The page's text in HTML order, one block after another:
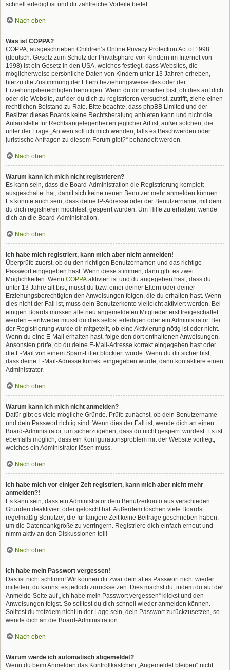
schnell erledigt ist und dir zahlreiche Vorteile bietet.
Nach oben
Was ist COPPA?
COPPA, ausgeschrieben Children’s Online Privacy Protection Act of 1998
(deutsch: Gesetz zum Schutz der Privatsphäre von Kindern im Internet von
1998) ist ein Gesetz in den USA, welches festlegt, dass Websites, die
möglicherweise persönliche Daten von Kindern unter 13 Jahren erheben,
hierzu die Zustimmung der Eltern beziehungsweise des oder der
Erziehungsberechtigten benötigen. Wenn du dir unsicher bist, ob dies auf dich
oder die Website, auf der du dich zu registrieren versuchst, zutrifft, ziehe einen
rechtlichen Beistand zu Rate. Bitte beachte, dass phpBB Limited und der
Besitzer dieses Boards keine Rechtsberatung anbieten kann und nicht die
Anlaufstelle für Rechtsangelegenheiten jeglicher Art ist; außer solchen, die
unter der Frage „An wen soll ich mich wenden, falls es Beschwerden oder
juristische Anfragen zu diesem Forum gibt?“ behandelt werden.
Nach oben
Warum kann ich mich nicht registrieren?
Es kann sein, dass die Board-Administration die Registrierung komplett
ausgeschaltet hat, damit sich keine neuen Benutzer mehr anmelden können.
Es könnte auch sein, dass deine IP-Adresse oder der Benutzername, mit dem
du dich registrieren möchtest, gesperrt wurden. Um Hilfe zu erhalten, wende
dich an die Board-Administration.
Nach oben
Ich habe mich registriert, kann mich aber nicht anmelden!
Überprüfe zuerst, ob du den richtigen Benutzernamen und das richtige
Passwort eingegeben hast. Wenn diese stimmen, dann gibt es zwei
Möglichkeiten. Wenn COPPA aktiviert ist und du angegeben hast, dass du
unter 13 Jahre alt bist, musst du bzw. einer deiner Eltern oder deiner
Erziehungsberechtigten den Anweisungen folgen, die du erhalten hast. Wenn
dies nicht der Fall ist, muss dein Benutzerkonto vielleicht aktiviert werden. Bei
einigen Boards müssen alle neu angemeldeten Mitglieder erst freigeschaltet
werden – entweder musst du dies selbst erledigen oder ein Administrator. Bei
der Registrierung wurde dir mitgeteilt, ob eine Aktivierung nötig ist oder nicht.
Wenn du eine E-Mail erhalten hast, folge den dort enthaltenen Anweisungen.
Ansonsten prüfe, ob du deine E-Mail-Adresse korrekt eingegeben hast oder
die E-Mail von einem Spam-Filter blockiert wurde. Wenn du dir sicher bist,
dass deine E-Mail-Adresse korrekt eingegeben wurde, dann kontaktiere einen
Administrator.
Nach oben
Warum kann ich mich nicht anmelden?
Dafür gibt es viele mögliche Gründe. Prüfe zunächst, ob dein Benutzername
und dein Passwort richtig sind. Wenn dies der Fall ist, wende dich an einen
Board-Administrator, um sicherzugehen, dass du nicht gesperrt wurdest. Es ist
ebenfalls möglich, dass ein Konfigurationsproblem mit der Website vorliegt,
welches ein Administrator lösen muss.
Nach oben
Ich habe mich vor einiger Zeit registriert, kann mich aber nicht mehr
anmelden?!
Es kann sein, dass ein Administrator dein Benutzerkonto aus verschieden
Gründen deaktiviert oder gelöscht hat. Außerdem löschen viele Boards
regelmäßig Benutzer, die für längere Zeit keine Beiträge geschrieben haben,
um die Datenbankgröße zu verringern. Registriere dich einfach erneut und
nimm aktiv an den Diskussionen teil!
Nach oben
Ich habe mein Passwort vergessen!
Das ist nicht schlimm! Wir können dir zwar dein altes Passwort nicht wieder
mitteilen, du kannst es jedoch zurücksetzen. Dies machst du, indem du auf der
Anmelde-Seite auf „Ich habe mein Passwort vergessen“ klickst und den
Anweisungen folgst. So solltest du dich schnell wieder anmelden können.
Solltest du trotzdem nicht in der Lage sein, dein Passwort zurückzusetzen, so
wende dich an die Board-Administration.
Nach oben
Warum werde ich automatisch abgemeldet?
Wenn du beim Anmelden das Kontrollkästchen „Angemeldet bleiben“ nicht